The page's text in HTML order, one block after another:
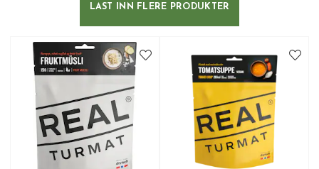
LAST INN FLERE PRODUKTER